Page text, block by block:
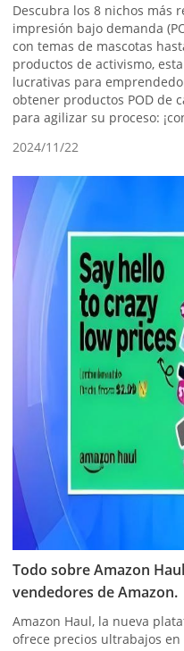
Descubra los 8 nichos más
impresión bajo demanda
con temas de mascotas
productos de activismo,
lucrativas para
obtener productos POD de
para agilizar su proceso:
2024/11/22
Todo sobre Amazon
vendedores de Amazon.
Amazon Haul, la nueva
ofrece precios ultrabajos